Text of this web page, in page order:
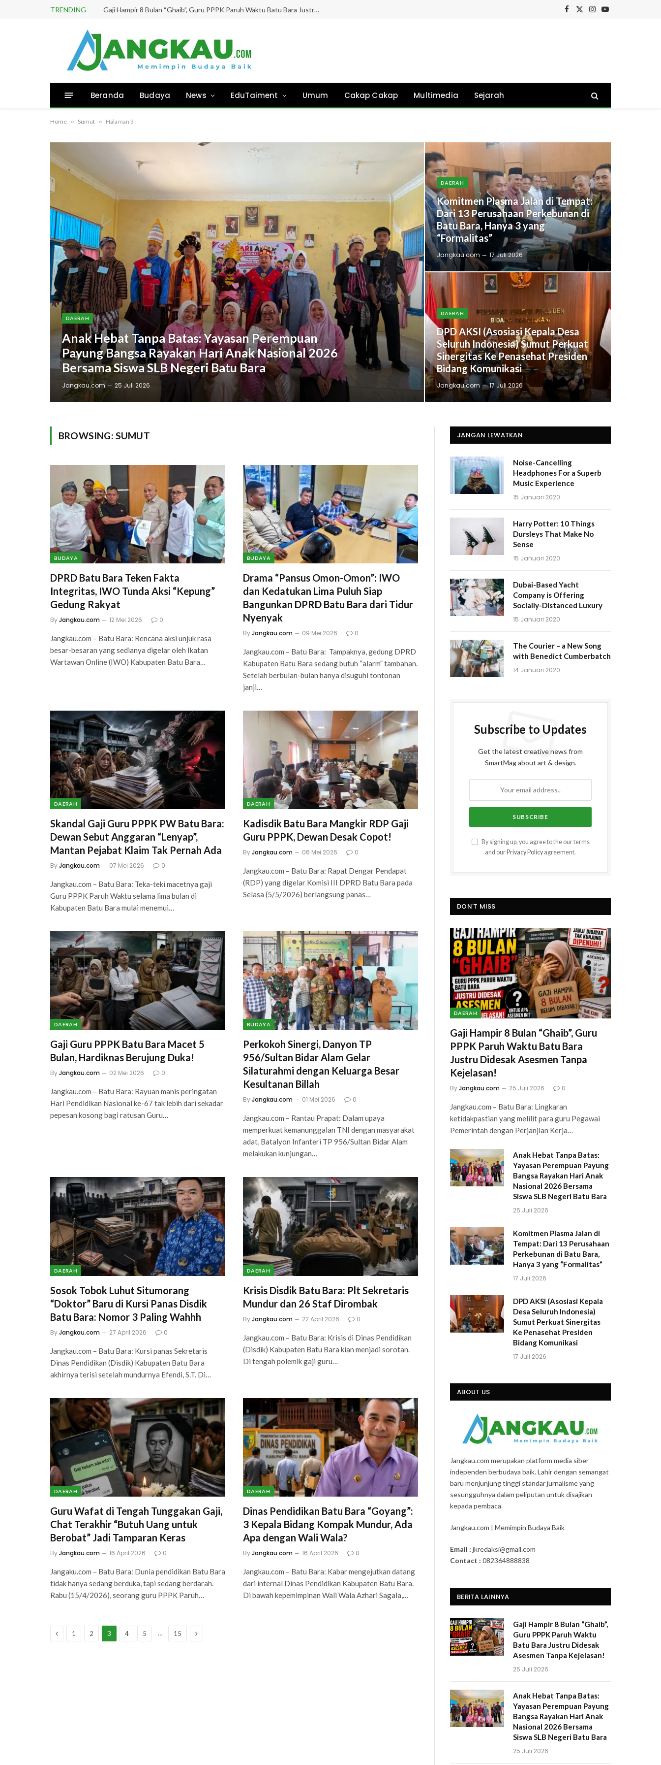
TRENDING Gaji Hampir 8 Bulan “Ghaib”, Guru PPPK Paruh Waktu Batu Bara Justru Didesak Asesmen Tanpa Kejelasan!
Facebook
X
Instagram
YouTube
Beranda Budaya News EduTaiment Umum Cakap Cakap Multimedia Sejarah
Home » Sumut » Halaman 3
DAERAH
Anak Hebat Tanpa Batas: Yayasan Perempuan
Payung Bangsa Rayakan Hari Anak Nasional 2026
Bersama Siswa SLB Negeri Batu Bara
Jangkau.com 25 Juli 2026
DAERAH
Komitmen Plasma Jalan di Tempat:
Dari 13 Perusahaan Perkebunan di
Batu Bara, Hanya 3 yang
“Formalitas”
Jangkau.com 17 Juli 2026
DAERAH
DPD AKSI (Asosiasi Kepala Desa
Seluruh Indonesia) Sumut Perkuat
Sinergitas Ke Penasehat Presiden
Bidang Komunikasi
Jangkau.com 17 Juli 2026
BROWSING: SUMUT
BUDAYA
DPRD Batu Bara Teken Fakta
Integritas, IWO Tunda Aksi “Kepung”
Gedung Rakyat
ByJangkau.com 12 Mei 2026 0
Jangkau.com – Batu Bara: Rencana aksi unjuk rasa
besar-besaran yang sedianya digelar oleh Ikatan
Wartawan Online (IWO) Kabupaten Batu Bara…
BUDAYA
Drama “Pansus Omon-Omon”: IWO
dan Kedatukan Lima Puluh Siap
Bangunkan DPRD Batu Bara dari Tidur
Nyenyak
ByJangkau.com 09 Mei 2026 0
Jangkau.com – Batu Bara: Tampaknya, gedung DPRD
Kabupaten Batu Bara sedang butuh “alarm” tambahan.
Setelah berbulan-bulan hanya disuguhi tontonan
janji…
DAERAH
Skandal Gaji Guru PPPK PW Batu Bara:
Dewan Sebut Anggaran “Lenyap”,
Mantan Pejabat Klaim Tak Pernah Ada
ByJangkau.com 07 Mei 2026 0
Jangkau.com – Batu Bara: Teka-teki macetnya gaji
Guru PPPK Paruh Waktu selama lima bulan di
Kabupaten Batu Bara mulai menemui…
DAERAH
Kadisdik Batu Bara Mangkir RDP Gaji
Guru PPPK, Dewan Desak Copot!
ByJangkau.com 06 Mei 2026 0
Jangkau.com – Batu Bara: Rapat Dengar Pendapat
(RDP) yang digelar Komisi III DPRD Batu Bara pada
Selasa (5/5/2026) berlangsung panas…
DAERAH
Gaji Guru PPPK Batu Bara Macet 5
Bulan, Hardiknas Berujung Duka!
ByJangkau.com 02 Mei 2026 0
Jangkau.com – Batu Bara: Rayuan manis peringatan
Hari Pendidikan Nasional ke-67 tak lebih dari sekadar
pepesan kosong bagi ratusan Guru…
BUDAYA
Perkokoh Sinergi, Danyon TP
956/Sultan Bidar Alam Gelar
Silaturahmi dengan Keluarga Besar
Kesultanan Billah
ByJangkau.com 01 Mei 2026 0
Jangkau.com – Rantau Prapat: Dalam upaya
memperkuat kemanunggalan TNI dengan masyarakat
adat, Batalyon Infanteri TP 956/Sultan Bidar Alam
melakukan kunjungan…
DAERAH
Sosok Tobok Luhut Situmorang
“Doktor” Baru di Kursi Panas Disdik
Batu Bara: Nomor 3 Paling Wahhh
ByJangkau.com 27 April 2026 0
Jangkau.com – Batu Bara: Kursi panas Sekretaris
Dinas Pendidikan (Disdik) Kabupaten Batu Bara
akhirnya terisi setelah mundurnya Efendi, S.T. Di…
DAERAH
Krisis Disdik Batu Bara: Plt Sekretaris
Mundur dan 26 Staf Dirombak
ByJangkau.com 22 April 2026 0
Jangkau.com – Batu Bara: Krisis di Dinas Pendidikan
(Disdik) Kabupaten Batu Bara kian menjadi sorotan.
Di tengah polemik gaji guru…
DAERAH
Guru Wafat di Tengah Tunggakan Gaji,
Chat Terakhir “Butuh Uang untuk
Berobat” Jadi Tamparan Keras
ByJangkau.com 16 April 2026 0
Jangaku.com – Batu Bara: Dunia pendidikan Batu Bara
tidak hanya sedang berduka, tapi sedang berdarah.
Rabu (15/4/2026), seorang guru PPPK Paruh…
DAERAH
Dinas Pendidikan Batu Bara “Goyang”:
3 Kepala Bidang Kompak Mundur, Ada
Apa dengan Wali Wala?
ByJangkau.com 16 April 2026 0
Jangkau.com – Batu Bara: Kabar mengejutkan datang
dari internal Dinas Pendidikan Kabupaten Batu Bara.
Di bawah kepemimpinan Wali Wala Azhari Sagala,…
Previous
1 2 3 4 5 … 15 Next
JANGAN LEWATKAN
Noise-Cancelling
Headphones For a Superb
Music Experience
15 Januari 2020
Harry Potter: 10 Things
Dursleys That Make No
Sense
15 Januari 2020
Dubai-Based Yacht
Company is Offering
Socially-Distanced Luxury
15 Januari 2020
The Courier – a New Song
with Benedict Cumberbatch
14 Januari 2020
Subscribe to Updates
Get the latest creative news from
SmartMag about art & design.
By signing up, you agree to the our terms
and ourPrivacy Policy agreement.
DON'T MISS
DAERAH
Gaji Hampir 8 Bulan “Ghaib”, Guru
PPPK Paruh Waktu Batu Bara
Justru Didesak Asesmen Tanpa
Kejelasan!
ByJangkau.com 25 Juli 2026 0
Jangkau.com – Batu Bara: Lingkaran
ketidakpastian yang melilit para guru Pegawai
Pemerintah dengan Perjanjian Kerja…
Anak Hebat Tanpa Batas:
Yayasan Perempuan Payung
Bangsa Rayakan Hari Anak
Nasional 2026 Bersama
Siswa SLB Negeri Batu Bara
25 Juli 2026
Komitmen Plasma Jalan di
Tempat: Dari 13 Perusahaan
Perkebunan di Batu Bara,
Hanya 3 yang “Formalitas”
17 Juli 2026
DPD AKSI (Asosiasi Kepala
Desa Seluruh Indonesia)
Sumut Perkuat Sinergitas
Ke Penasehat Presiden
Bidang Komunikasi
17 Juli 2026
ABOUT US
Jangkau.com merupakan platform media siber
independen berbudaya baik. Lahir dengan semangat
baru menjunjung tinggi standar jurnalisme yang
sesungguhnya dalam peliputan untuk disajikan
kepada pembaca.
Jangkau.com | Memimpin Budaya Baik
Email : jkredaksi@gmail.com
Contact : 082364888838
BERITA LAINNYA
Gaji Hampir 8 Bulan “Ghaib”,
Guru PPPK Paruh Waktu
Batu Bara Justru Didesak
Asesmen Tanpa Kejelasan!
25 Juli 2026
Anak Hebat Tanpa Batas:
Yayasan Perempuan Payung
Bangsa Rayakan Hari Anak
Nasional 2026 Bersama
Siswa SLB Negeri Batu Bara
25 Juli 2026